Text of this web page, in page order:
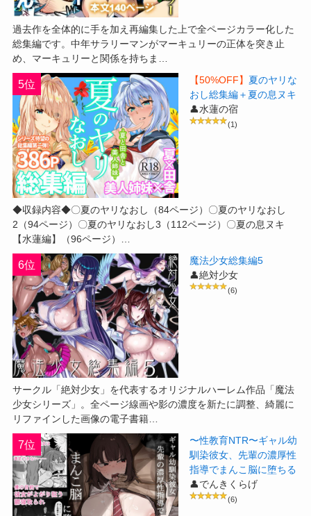
過去作を全体的に手を加え再編集した上で全ページカラー化した
総集編です。中年サラリーマンがマーキュリーの正体を突き止
め、マーキュリーと関係を持ちま…
5位 【50%OFF】 夏のヤリな
おし総集編＋夏の息ヌキ
👤水蓮の宿
(1)
◆収録内容◆〇夏のヤリなおし（84ページ）〇夏のヤリなおし
2（94ページ）〇夏のヤリなおし3（112ページ）〇夏の息ヌキ
【水蓮編】（96ページ）…
6位
魔法少女総集編5
👤絶対少女
(6)
サークル「絶対少女」を代表するオリジナルハーレム作品「魔法
少女シリーズ」。全ページ線画や影の濃度を新たに調整、綺麗に
リファインした画像の電子書籍…
7位
〜性教育NTR〜ギャル幼
馴染彼女、先輩の濃厚性
指導でまんこ脳に堕ちる
👤でんきくらげ
(6)